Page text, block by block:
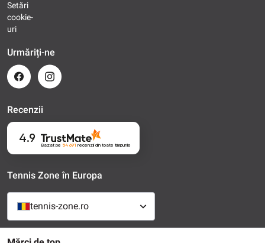
Setări
cookie-
uri
Urmăriți-ne
Recenzii
4.9
Bazat pe 54 691 recenziidin toate timpurile
Tennis Zone în Europa
tennis-zone.ro